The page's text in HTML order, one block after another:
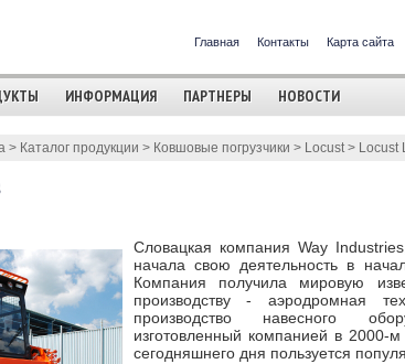
Главная Контакты Карта сайта
ИНФОРМАЦИЯ ПАРТНЕРЫ НОВОСТИ
> Каталог продукции > Ковшовые погрузчики > Locust> Locust
Словацкая компания Way
начала свою деятельность в
Компания получила мировую
производству - аэродромная
производство навесного
изготовленный компанией в 2000-
сегодняшнего дня пользуется